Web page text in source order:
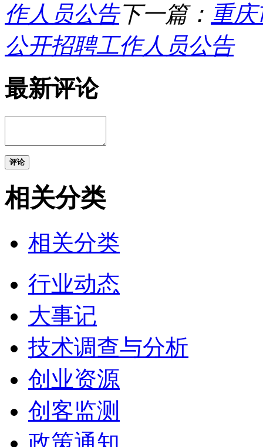
作人员公告下一篇： 重
公开招聘工作人员公告
最新评论
评论
相关分类
相关分类
行业动态
大事记
技术调查与分析
创业资源
创客监测